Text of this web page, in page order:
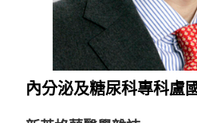
內分泌及糖尿科專科盧